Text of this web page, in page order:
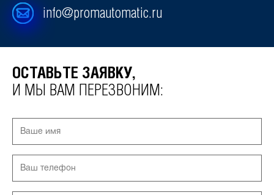
info@promautomatic.ru
ОСТАВЬТЕ ЗАЯВКУ,
И МЫ ВАМ ПЕРЕЗВОНИМ: